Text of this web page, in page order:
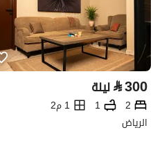
⃁300 ليلة
2
1
1 م2
الرياض